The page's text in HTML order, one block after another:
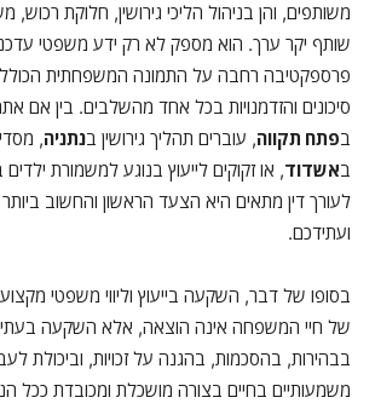
משותפים, והן בניהול הליכי גירושין, חלוקת רכוש,
שותף יקר ערך. הוא מספק לא רק ידע משפטי
פרספקטיבה רחבה על התמונה המשפחתית
סיכונים והזדמנויות בכל אחד מהשלבים. בין אם
בפתח תקווה, עוברים תהליך גירושין בנתניה,
באשדוד, או זקוקים לייעוץ בנוגע למשמורת ילדים
לעורך דין מתאים היא הצעד הראשון והחשוב
ועתידכם.
בסופו של דבר, השקעה בייעוץ וליווי משפטי
של חיי המשפחה אינה הוצאה, אלא השקעה
בבהירות, בהסכמות, בהגנה על זכויות, וביכולת
משמעותיים בחיים בצורה מושכלת ומכובדת ככל